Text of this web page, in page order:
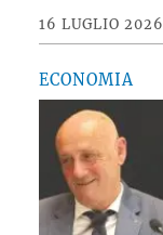
16 LUGLIO 2026
ECONOMIA